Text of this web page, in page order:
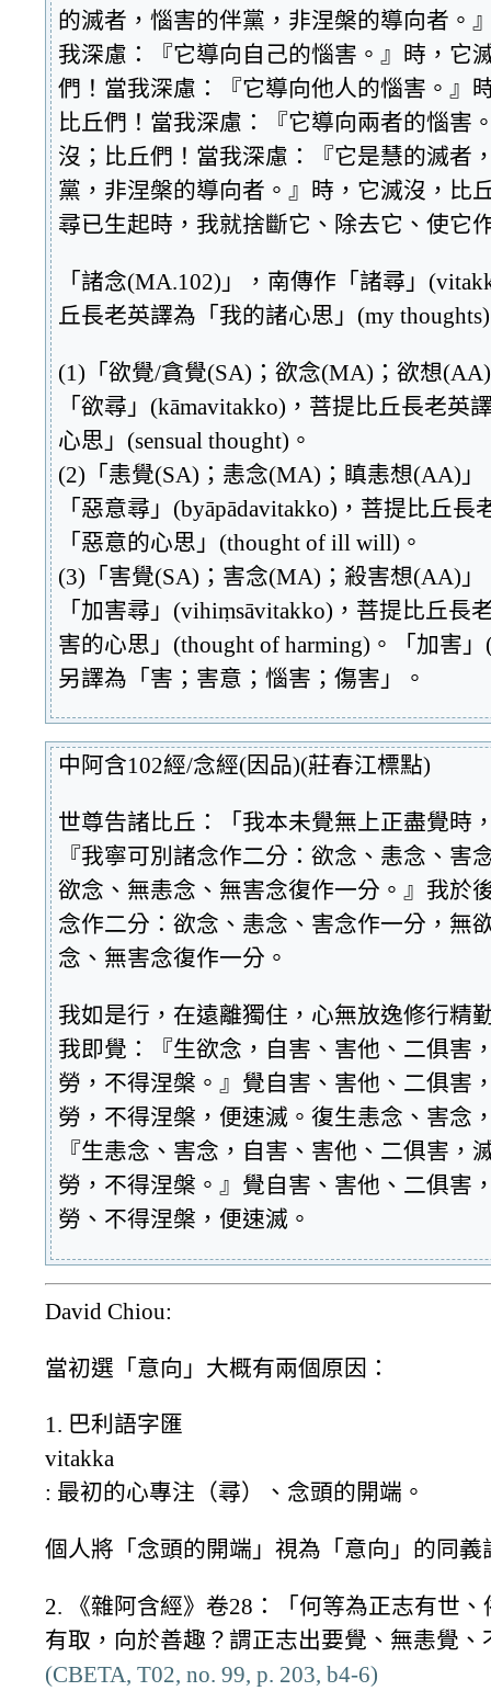
的滅者，惱害的伴黨，非涅槃的導向者。
我深慮：『它導向自己的惱害。』時，它
們！當我深慮：『它導向他人的惱害。』
比丘們！當我深慮：『它導向兩者的惱害
沒；比丘們！當我深慮：『它是慧的滅者
黨，非涅槃的導向者。』時，它滅沒，比
尋已生起時，我就捨斷它、除去它、使它
「諸念(MA.102)」，南傳作「諸尋」
丘長老英譯為「我的諸心思」(my
(1)「欲覺/貪覺(SA)；欲念(MA)；欲想
「欲尋」(kāmavitakko)，菩提比丘長老英
心思」(sensual thought)。
(2)「恚覺(SA)；恚念(MA)；瞋恚想(AA)」
「惡意尋」(byāpādavitakko)，菩提比丘長
「惡意的心思」(thought of ill will)。
(3)「害覺(SA)；害念(MA)；殺害想(AA)」
「加害尋」(vihiṃsāvitakko)，菩提比丘長
害的心思」(thought of harming)。「加害
另譯為「害；害意；惱害；傷害」。
中阿含102經/念經(因品)(莊春江標點)
世尊告諸比丘：「我本未覺無上正盡覺時
『我寧可別諸念作二分：欲念、恚念、害
欲念、無恚念、無害念復作一分。』我於
念作二分：欲念、恚念、害念作一分，無
念、無害念復作一分。
我如是行，在遠離獨住，心無放逸修行精
我即覺：『生欲念，自害、害他、二俱害
勞，不得涅槃。』覺自害、害他、二俱害
勞，不得涅槃，便速滅。復生恚念、害念
『生恚念、害念，自害、害他、二俱害，
勞，不得涅槃。』覺自害、害他、二俱害
勞、不得涅槃，便速滅。
David Chiou:
當初選「意向」大概有兩個原因：
1. 巴利語字匯
vitakka
: 最初的心專注（尋）、念頭的開端。
個人將「念頭的開端」視為「意向」的同義
2. 《雜阿含經》卷28：「何等為正志有世
有取，向於善趣？謂正志出要覺、無恚覺、
(CBETA, T02, no. 99, p. 203, b4-6)